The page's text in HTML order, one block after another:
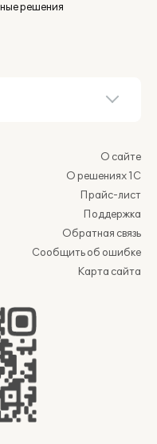
решения
О сайте
О решениях 1С
Прайс-лист
Поддержка
Обратная связь
Сообщить об ошибке
Карта сайта